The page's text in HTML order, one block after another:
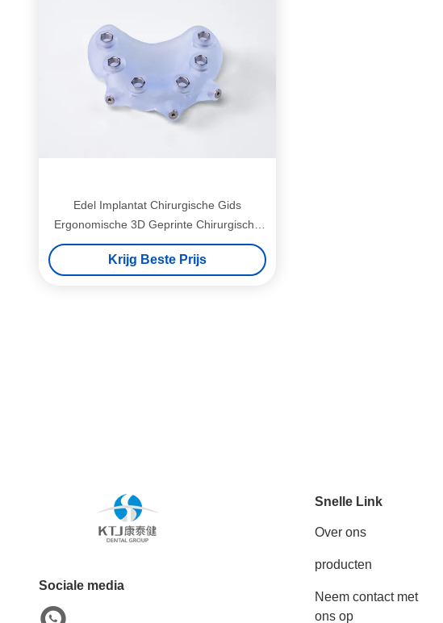
Edel Implantat Chirurgische Gids
Ergonomische 3D Geprinte Chirurgische
Gids
Krijg Beste Prijs
Sociale media
Snelle Link
Over ons
producten
Neem contact met
ons op